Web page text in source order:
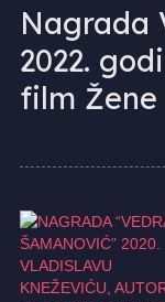
Nagrada
2022.
film